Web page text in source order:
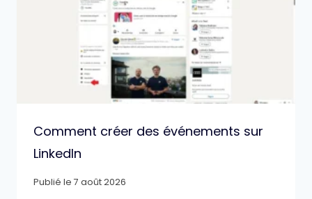
Comment créer des événements sur
LinkedIn
Publié le 7 août 2026